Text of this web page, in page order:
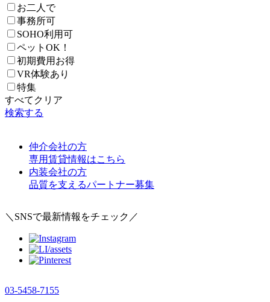
お二人で
事務所可
SOHO利用可
ペットOK！
初期費用お得
VR体験あり
特集
すべてクリア
検索する
仲介会社の方
専用賃貸情報はこちら
内装会社の方
品質を支えるパートナー募集
＼SNSで最新情報をチェック／
03-5458-7155